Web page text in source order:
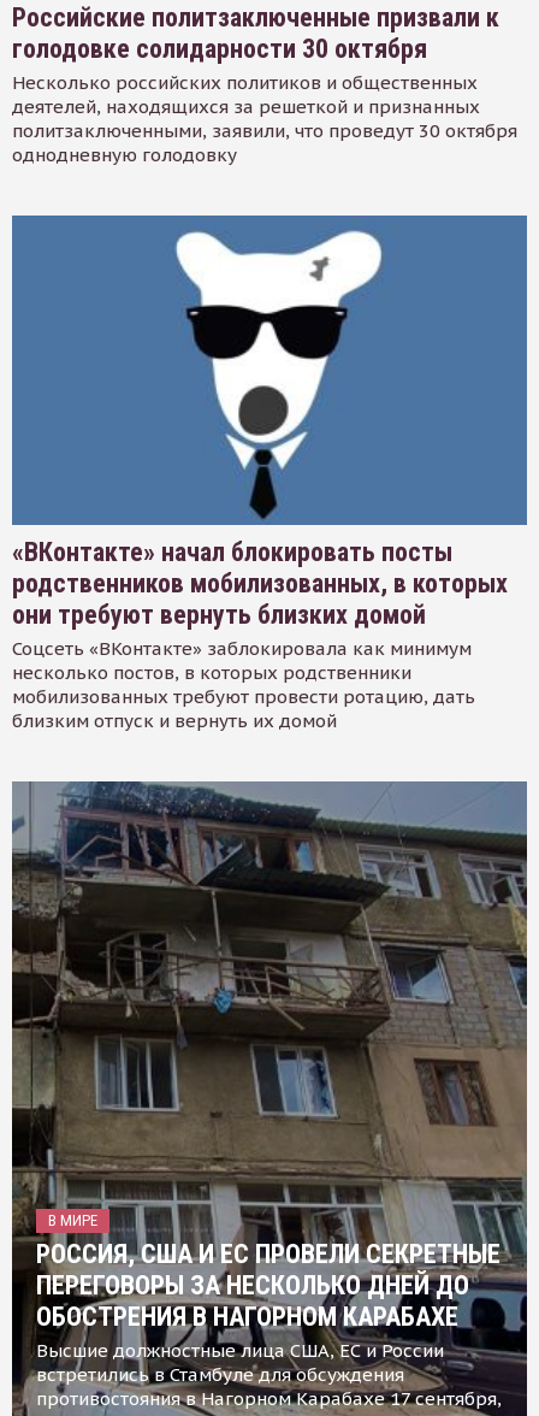
Российские политзаключенные призвали к
голодовке солидарности 30 октября
Несколько российских политиков и общественных
деятелей, находящихся за решеткой и признанных
политзаключенными, заявили, что проведут 30 октября
однодневную голодовку
«ВКонтакте» начал блокировать посты
родственников мобилизованных, в которых
они требуют вернуть близких домой
Соцсеть «ВКонтакте» заблокировала как минимум
несколько постов, в которых родственники
мобилизованных требуют провести ротацию, дать
близким отпуск и вернуть их домой
В МИРЕ
РОССИЯ, США И ЕС ПРОВЕЛИ СЕКРЕТНЫЕ
ПЕРЕГОВОРЫ ЗА НЕСКОЛЬКО ДНЕЙ ДО
ОБОСТРЕНИЯ В НАГОРНОМ КАРАБАХЕ
Высшие должностные лица США, ЕС и России
встретились в Стамбуле для обсуждения
противостояния в Нагорном Карабахе 17 сентября,